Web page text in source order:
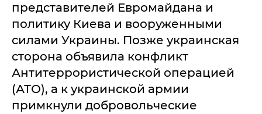
представителей Евромайдана и
политику Киева и вооруженными
силами Украины. Позже украинская
сторона объявила конфликт
Антитеррористической операцией
(АТО), а к украинской армии
примкнули добровольческие